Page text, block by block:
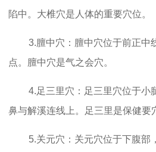
陷中。大椎穴是人体的重要穴位。
3.膻中穴：膻中穴位于前正中
点。膻中穴是气之会穴。
4.足三里穴：足三里穴位于小
鼻与解溪连线上。足三里是保健要
5.关元穴：关元穴位于下腹部